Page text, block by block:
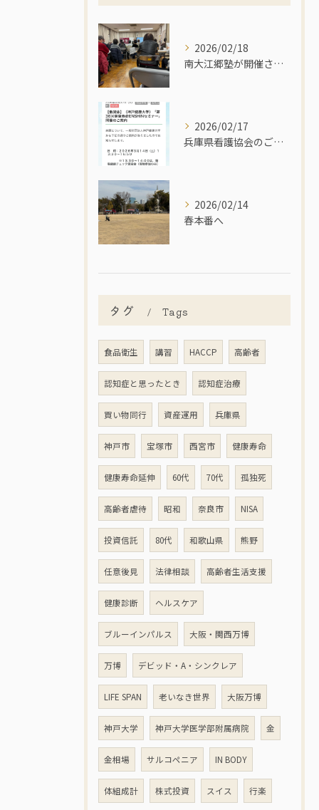
2026/02/18
南大江郷塾が開催されました。
2026/02/17
兵庫県看護協会のご支援をいただきました。
2026/02/14
春本番へ
タグ Tags
食品衛生 講習 HACCP 高齢者
認知症と思ったとき 認知症治療
買い物同行 資産運用 兵庫県
神戸市 宝塚市 西宮市 健康寿命
健康寿命延伸 60代 70代 孤独死
高齢者虐待 昭和 奈良市 NISA
投資信託 80代 和歌山県 熊野
任意後見 法律相談 高齢者生活支援
健康診断 ヘルスケア
ブルーインパルス 大阪・関西万博
万博 デビッド・A・シンクレア
LIFE SPAN 老いなき世界 大阪万博
神戸大学 神戸大学医学部附属病院 金
金相場 サルコペニア IN BODY
体組成計 株式投資 スイス 行楽